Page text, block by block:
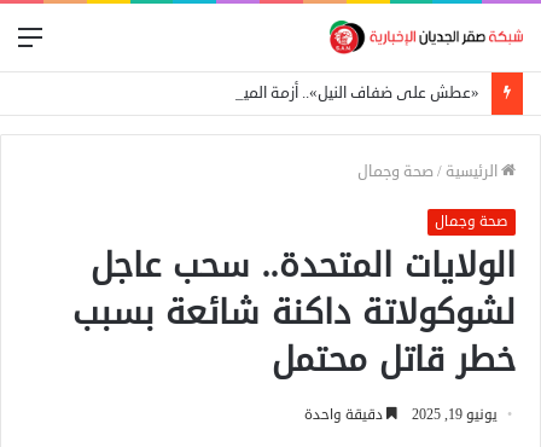
«عطش على ضفاف النيل».. أزمة المياه تفاقم المعاناة في الخرطوم
الرئيسية / صحة وجمال
صحة وجمال
الولايات المتحدة.. سحب عاجل
لشوكولاتة داكنة شائعة بسبب
خطر قاتل محتمل
يونيو 19, 2025 دقيقة واحدة